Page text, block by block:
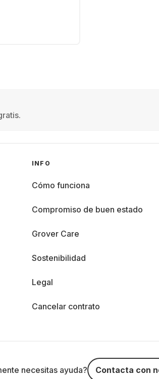
INFO
Cómo funciona
Compromiso de buen estado
Grover Care
Sostenibilidad
Legal
Cancelar contrato
necesitas ayuda? Contacta con